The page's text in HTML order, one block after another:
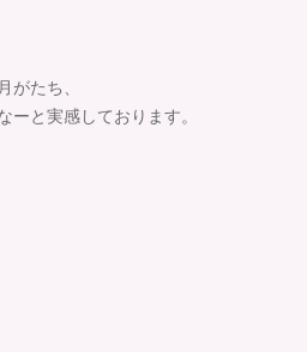
がたち、
ーと実感しております。